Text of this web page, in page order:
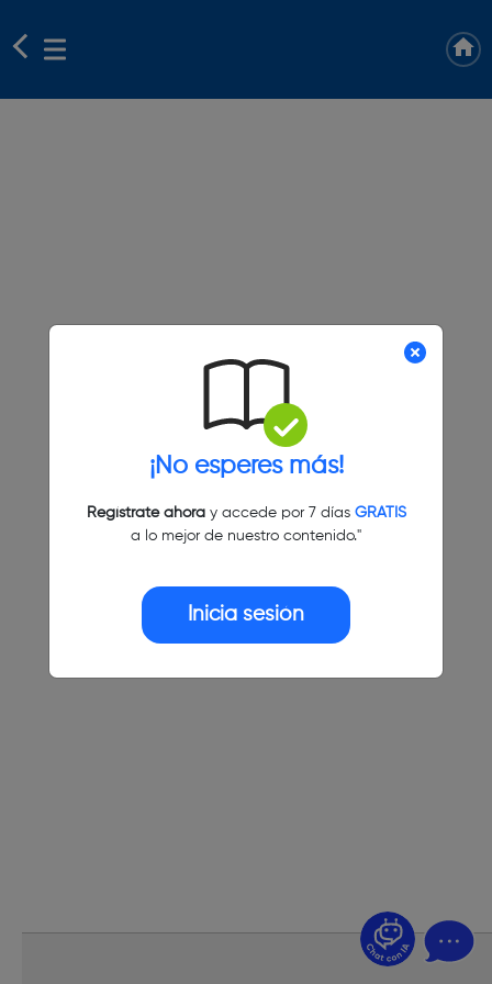
¡No esperes más!
Regístrate ahoray accede por 7 días GRATIS
a lo mejor de nuestro contenido."
Inicia sesión